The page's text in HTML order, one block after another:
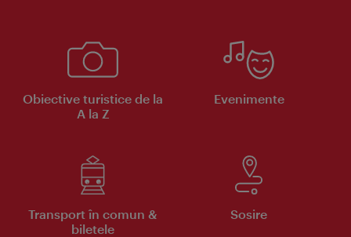
Obiective turistice de la
A la Z
Evenimente
Transport în comun &
biletele
Sosire